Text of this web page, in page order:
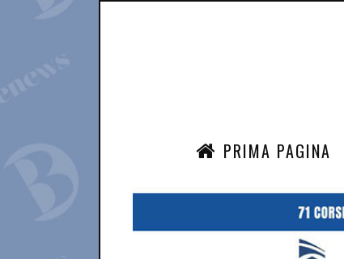
PRIMA PAGINA